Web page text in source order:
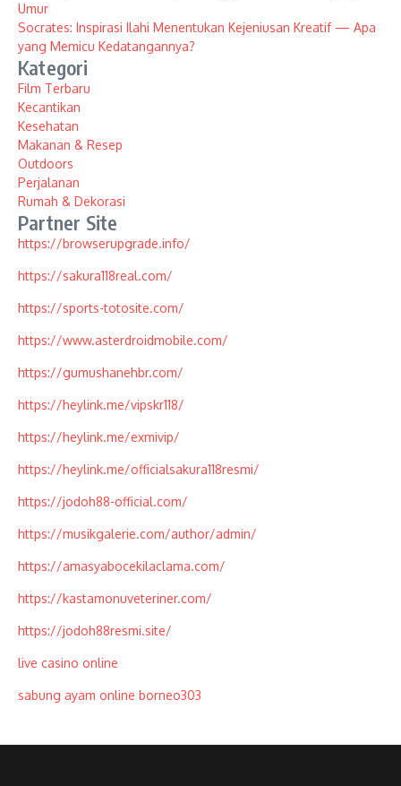
Umur
Socrates: Inspirasi Ilahi Menentukan Kejeniusan Kreatif — Apa
yang Memicu Kedatangannya?
Kategori
Film Terbaru
Kecantikan
Kesehatan
Makanan & Resep
Outdoors
Perjalanan
Rumah & Dekorasi
Partner Site
https://browserupgrade.info/
https://sakura118real.com/
https://sports-totosite.com/
https://www.asterdroidmobile.com/
https://gumushanehbr.com/
https://heylink.me/vipskr118/
https://heylink.me/exmivip/
https://heylink.me/officialsakura118resmi/
https://jodoh88-official.com/
https://musikgalerie.com/author/admin/
https://amasyabocekilaclama.com/
https://kastamonuveteriner.com/
https://jodoh88resmi.site/
live casino online
sabung ayam online borneo303